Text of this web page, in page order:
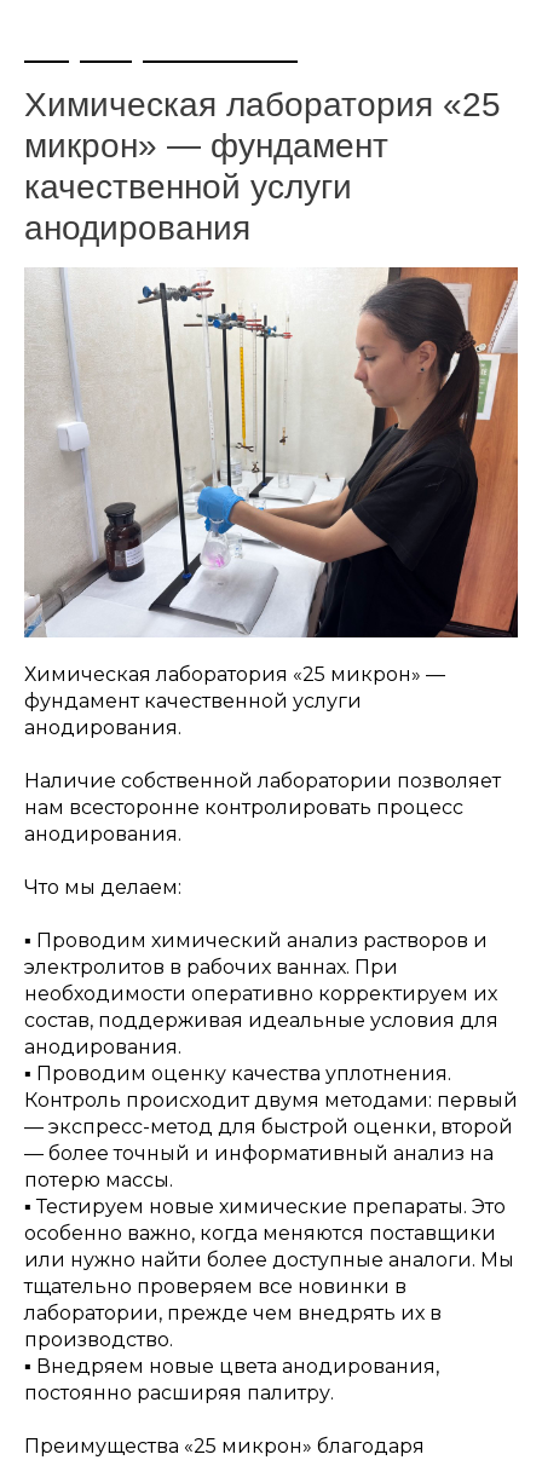
Химическая лаборатория «25
микрон» — фундамент
качественной услуги
анодирования
Химическая лаборатория «25 микрон» —
фундамент качественной услуги
анодирования.
Наличие собственной лаборатории позволяет
нам всесторонне контролировать процесс
анодирования.
Что мы делаем:
▪️ Проводим химический анализ растворов и
электролитов в рабочих ваннах. При
необходимости оперативно корректируем их
состав, поддерживая идеальные условия для
анодирования.
▪️ Проводим оценку качества уплотнения.
Контроль происходит двумя методами: первый
— экспресс-метод для быстрой оценки, второй
— более точный и информативный анализ на
потерю массы.
▪️ Тестируем новые химические препараты. Это
особенно важно, когда меняются поставщики
или нужно найти более доступные аналоги. Мы
тщательно проверяем все новинки в
лаборатории, прежде чем внедрять их в
производство.
▪️ Внедряем новые цвета анодирования,
постоянно расширяя палитру.
Преимущества «25 микрон» благодаря